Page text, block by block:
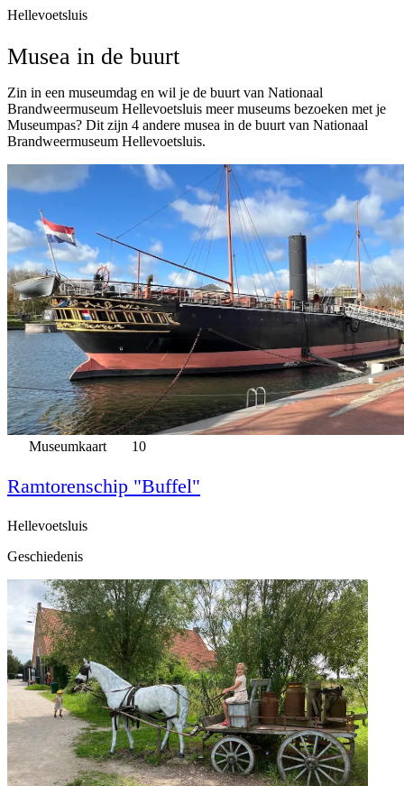
Hellevoetsluis
Musea in de buurt
Zin in een museumdag en wil je de buurt van Nationaal
Brandweermuseum Hellevoetsluis meer museums bezoeken met je
Museumpas? Dit zijn 4 andere musea in de buurt van Nationaal
Brandweermuseum Hellevoetsluis.
Museumkaart 10
Ramtorenschip "Buffel"
Hellevoetsluis
Geschiedenis